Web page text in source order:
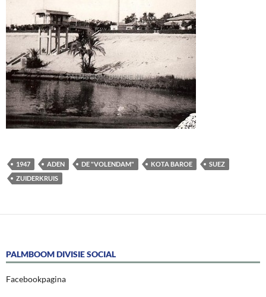
1947 ADEN DE "VOLENDAM" KOTA BAROE
SUEZ
ZUIDERKRUIS
PALMBOOM DIVISIE SOCIAL
Facebookpagina